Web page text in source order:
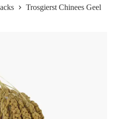
Trosgierst Chinees Geel